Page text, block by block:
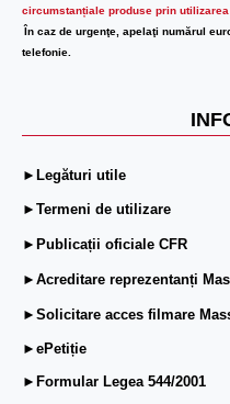
circumstanțiale produse prin utilizarea
În caz de urgenţe, apelaţi numărul
telefonie.
►Legături utile
►Termeni de utilizare
►Publicații oficiale CFR
►Acreditare reprezentanți
►Solicitare acces filmare
►ePetiție
►Formular Legea 544/2001